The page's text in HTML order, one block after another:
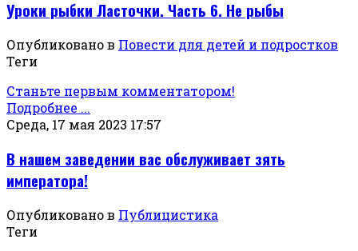
Уроки рыбки Ласточки. Часть 6. Не рыбы
Опубликовано в Повести для детей и подростков
Теги
Станьте первым комментатором!
Подробнее ...
Среда, 17 мая 2023 17:57
В нашем заведении вас обслуживает зять
императора!
Опубликовано в Публицистика
Теги